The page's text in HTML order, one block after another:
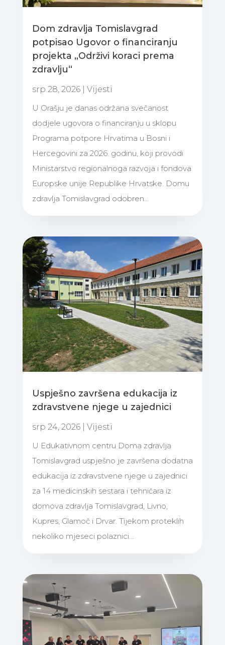
Dom zdravlja Tomislavgrad
potpisao Ugovor o financiranju
projekta „Održivi koraci prema
zdravlju“
srp 28, 2026| Vijesti
U Orašju je danas održana svečanost
dodjele ugovora o financiranju u sklopu
Programa potpore Hrvatima u Bosni i
Hercegovini za 2026. godinu, koji provodi
Ministarstvo regionalnoga razvoja i fondova
Europske unije Republike Hrvatske. Domu
zdravlja Tomislavgrad odobren...
Uspješno završena edukacija iz
zdravstvene njege u zajednici
srp 24, 2026| Vijesti
U Edukativnom centru Doma zdravlja
Tomislavgrad uspješno je završena dodatna
edukacija iz zdravstvene njege u zajednici
za 14 medicinskih sestara i tehničara iz
domova zdravlja Tomislavgrad, Livno,
Kupres, Glamoč i Drvar. Tijekom proteklih
nekoliko mjeseci polaznici...